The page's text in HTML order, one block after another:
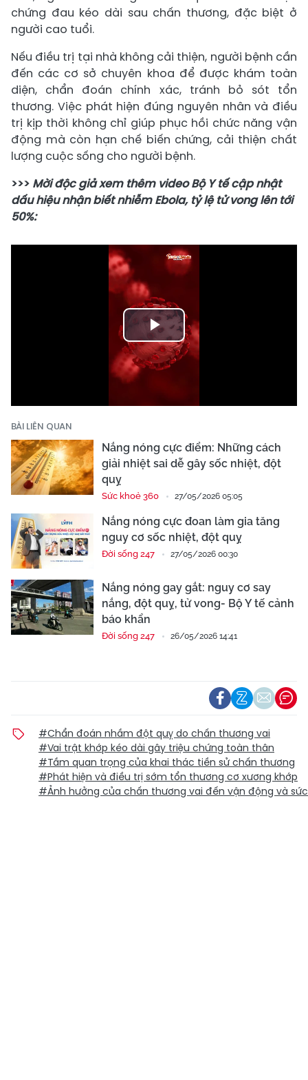
chứng đau kéo dài sau chấn thương, đặc biệt ở
người cao tuổi.
Nếu điều trị tại nhà không cải thiện, người bệnh cần
đến các cơ sở chuyên khoa để được khám toàn
diện, chẩn đoán chính xác, tránh bỏ sót tổn
thương. Việc phát hiện đúng nguyên nhân và điều
trị kịp thời không chỉ giúp phục hồi chức năng vận
động mà còn hạn chế biến chứng, cải thiện chất
lượng cuộc sống cho người bệnh.
>>> Mời độc giả xem thêm video Bộ Y tế cập nhật
dấu hiệu nhận biết nhiễm Ebola, tỷ lệ tử vong lên tới
50%:
Play
Video
BÀI LIÊN QUAN
Nắng nóng cực điểm: Những cách
giải nhiệt sai dễ gây sốc nhiệt, đột
quỵ
Sức khoẻ 360 27/05/2026 05:05
Nắng nóng cực đoan làm gia tăng
nguy cơ sốc nhiệt, đột quỵ
Đời sống 247 27/05/2026 00:30
Nắng nóng gay gắt: nguy cơ say
nắng, đột quỵ, tử vong- Bộ Y tế cảnh
báo khẩn
Đời sống 247 26/05/2026 14:41
#Chẩn đoán nhầm đột quỵ do chấn thương vai
#Vai trật khớp kéo dài gây triệu chứng toàn thân
#Tầm quan trọng của khai thác tiền sử chấn thương
#Phát hiện và điều trị sớm tổn thương cơ xương khớp
#Ảnh hưởng của chấn thương vai đến vận động và